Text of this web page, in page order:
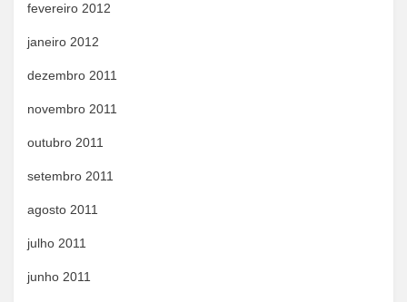
fevereiro 2012
janeiro 2012
dezembro 2011
novembro 2011
outubro 2011
setembro 2011
agosto 2011
julho 2011
junho 2011